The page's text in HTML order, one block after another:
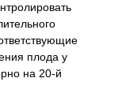
плода у
на 20-й